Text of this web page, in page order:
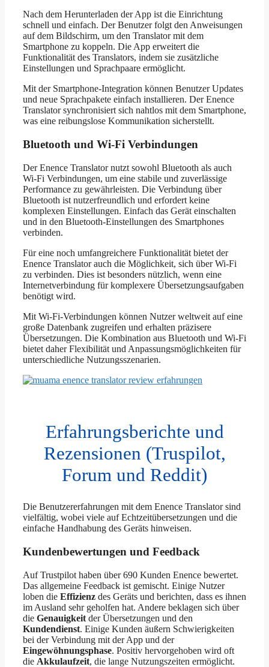
Nach dem Herunterladen der App ist die Einrichtung
schnell und einfach. Der Benutzer folgt den Anweisungen
auf dem Bildschirm, um den Translator mit dem
Smartphone zu koppeln. Die App erweitert die
Funktionalität des Translators, indem sie zusätzliche
Einstellungen und Sprachpaare ermöglicht.
Mit der Smartphone-Integration können Benutzer Updates
und neue Sprachpakete einfach installieren. Der Enence
Translator synchronisiert sich nahtlos mit dem Smartphone,
was eine reibungslose Kommunikation sicherstellt.
Bluetooth und Wi-Fi Verbindungen
Der Enence Translator nutzt sowohl Bluetooth als auch
Wi-Fi Verbindungen, um eine stabile und zuverlässige
Performance zu gewährleisten. Die Verbindung über
Bluetooth ist nutzerfreundlich und erfordert keine
komplexen Einstellungen. Einfach das Gerät einschalten
und in den Bluetooth-Einstellungen des Smartphones
verbinden.
Für eine noch umfangreichere Funktionalität bietet der
Enence Translator auch die Möglichkeit, sich über Wi-Fi
zu verbinden. Dies ist besonders nützlich, wenn eine
Internetverbindung für komplexere Übersetzungsaufgaben
benötigt wird.
Mit Wi-Fi-Verbindungen können Nutzer weltweit auf eine
große Datenbank zugreifen und erhalten präzisere
Übersetzungen. Die Kombination aus Bluetooth und Wi-Fi
bietet daher Flexibilität und Anpassungsmöglichkeiten für
unterschiedliche Nutzungsszenarien.
Erfahrungsberichte und
Rezensionen (Truspilot,
Forum und Reddit)
Die Benutzererfahrungen mit dem Enence Translator sind
vielfältig, wobei viele auf Echtzeitübersetzungen und die
einfache Handhabung des Geräts hinweisen.
Kundenbewertungen und Feedback
Auf Trustpilot haben über 690 Kunden Enence bewertet.
Das allgemeine Feedback ist gemischt. Einige Nutzer
loben die Effizienz des Geräts und berichten, dass es ihnen
im Ausland sehr geholfen hat. Andere beklagen sich über
die Genauigkeit der Übersetzungen und den
Kundendienst. Einige Kunden äußern Schwierigkeiten
bei der Verbindung mit der App und der
Eingewöhnungsphase. Positiv hervorgehoben wird oft
die Akkulaufzeit, die lange Nutzungszeiten ermöglicht.